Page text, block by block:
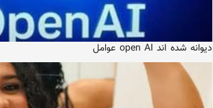
دیوانه شده اند open AI عوامل